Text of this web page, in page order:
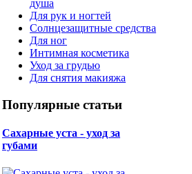
душа
Для рук и ногтей
Солнцезащитные средства
Для ног
Интимная косметика
Уход за грудью
Для снятия макияжа
Популярные статьи
Сахарные уста - уход за
губами